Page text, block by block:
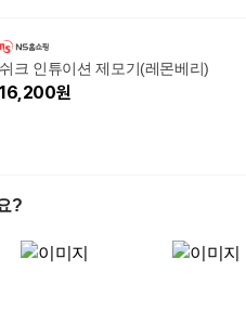
쉬크 인튜이션 제모기(레몬베리)
16,200원
?